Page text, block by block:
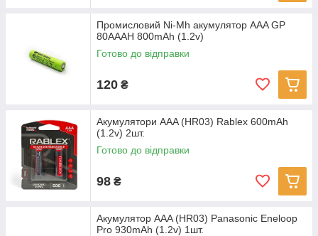
Промисловий Ni-Mh акумулятор AAA GP
80AAAH 800mAh (1.2v)
Готово до відправки
120 ₴
Акумулятори AAA (HR03) Rablex 600mAh
(1.2v) 2шт.
Готово до відправки
98 ₴
Акумулятор AAA (HR03) Panasonic Eneloop
Pro 930mAh (1.2v) 1шт.